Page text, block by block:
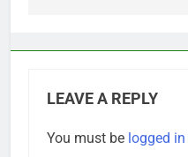
LEAVE A REPLY
You must be logged in